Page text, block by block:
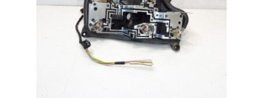
Mijn account